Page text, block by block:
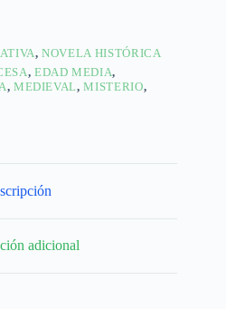
,NOVELA HISTÓRICA
, EDAD MEDIA,
, MEDIEVAL,MISTERIO,
adicional